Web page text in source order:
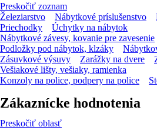
Preskočiť zoznam
Železiarstvo
Nábytkové príslušenstvo
Priechodky
Úchytky na nábytok
Nábytkové závesy, kovanie pre zavesenie
Podložky pod nábytok, klzáky
Zásuvkové výsuvy
Zarážky na dvere
Vešiakové lišty, vešiaky, ramienka
Konzoly na police, podpery na police
Zákaznícke hodnotenia
Preskočiť oblasť